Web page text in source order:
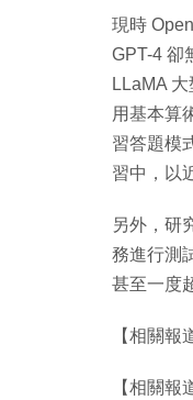
現時
GPT-4 卻
LLaMA
用基本算
習答題模
習中，以
另外，研
務進行測
甚至一度
【相關報
【相關報